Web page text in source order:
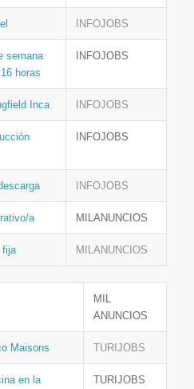
INFOJOBS
semana
horas
INFOJOBS
Inca INFOJOBS
INFOJOBS
INFOJOBS
a MILANUNCIOS
fija MILANUNCIOS
MIL
ANUNCIOS
Maisons TURIJOBS
en la
TURIJOBS